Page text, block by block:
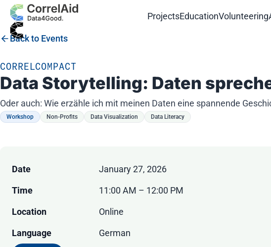
ProjectsEducationVolunteering
Back to Events
CORRELCOMPACT
Data Storytelling: Daten
Oder auch: Wie erzähle ich mit meinen Daten eine spannende
Workshop Non-Profits Data Visualization Data Literacy
Date January 27, 2026
Time 11:00 AM – 12:00 PM
Location Online
Language German